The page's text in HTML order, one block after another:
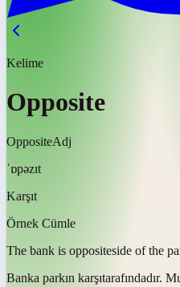
Kelime
Opposite
OppositeAdj
ˈɒpəzɪt
Karşıt
Örnek Cümle
The bank is oppositeside of the
Banka parkın karşıtarafındadır.